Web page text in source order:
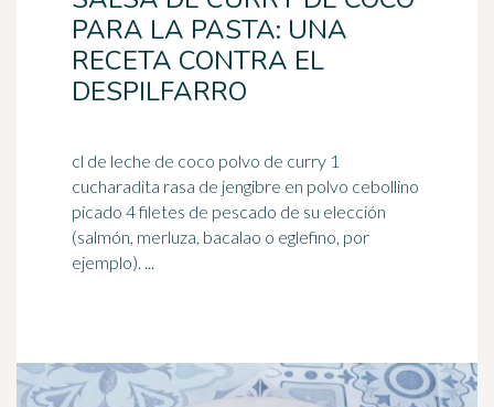
PARA LA PASTA: UNA
RECETA CONTRA EL
DESPILFARRO
cl de leche de coco polvo de curry 1
cucharadita rasa de jengibre en polvo cebollino
picado 4 filetes de pescado de su elección
(salmón, merluza, bacalao o eglefino, por
ejemplo). ...